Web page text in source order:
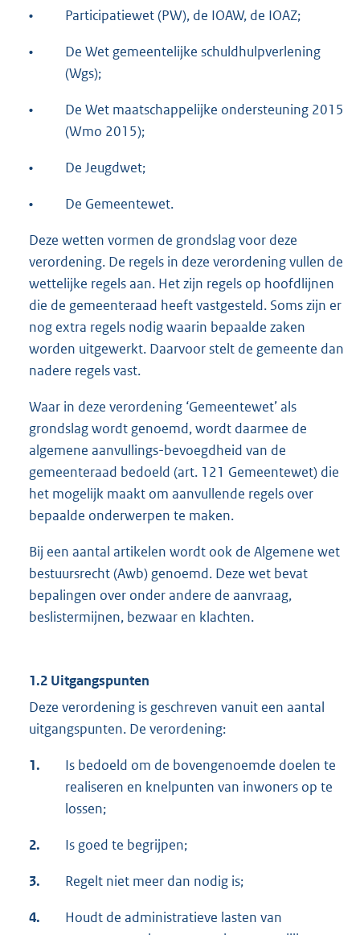
• Participatiewet (PW), de IOAW, de IOAZ;
•
De Wet gemeentelijke schuldhulpverlening
(Wgs);
•
De Wet maatschappelijke ondersteuning 2015
(Wmo 2015);
• De Jeugdwet;
• De Gemeentewet.
Deze wetten vormen de grondslag voor deze
verordening. De regels in deze verordening vullen de
wettelijke regels aan. Het zijn regels op hoofdlijnen
die de gemeenteraad heeft vastgesteld. Soms zijn er
nog extra regels nodig waarin bepaalde zaken
worden uitgewerkt. Daarvoor stelt de gemeente dan
nadere regels vast.
Waar in deze verordening ‘Gemeentewet’ als
grondslag wordt genoemd, wordt daarmee de
algemene aanvullings-bevoegdheid van de
gemeenteraad bedoeld (art. 121 Gemeentewet) die
het mogelijk maakt om aanvullende regels over
bepaalde onderwerpen te maken.
Bij een aantal artikelen wordt ook de Algemene wet
bestuursrecht (Awb) genoemd. Deze wet bevat
bepalingen over onder andere de aanvraag,
beslistermijnen, bezwaar en klachten.
1.2 Uitgangspunten
Deze verordening is geschreven vanuit een aantal
uitgangspunten. De verordening:
1.
Is bedoeld om de bovengenoemde doelen te
realiseren en knelpunten van inwoners op te
lossen;
2. Is goed te begrijpen;
3. Regelt niet meer dan nodig is;
4.
Houdt de administratieve lasten van